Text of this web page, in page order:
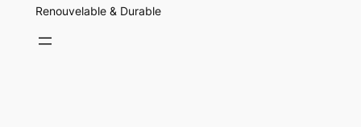
Renouvelable & Durable